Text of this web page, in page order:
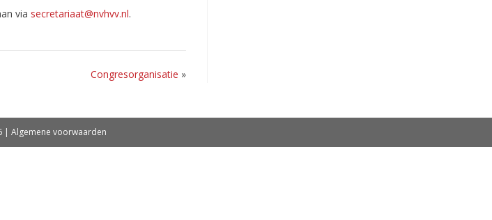
via secretariaat@nvhvv.nl.
Congresorganisatie »
| Algemene voorwaarden